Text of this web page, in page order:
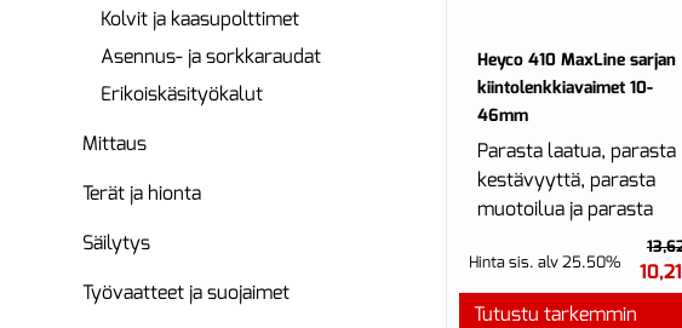
Kolvit ja kaasupolttimet
Asennus- ja sorkkaraudat
Erikoiskäsityökalut
Mittaus
Terät ja hionta
Säilytys
Työvaatteet ja suojaimet
Heyco 410 MaxLine sarjan
kiintolenkkiavaimet 10-
46mm
Parasta laatua, parasta
kestävyyttä, parasta
muotoilua ja parasta
MaxLine 410 avaimet
tehdään 50CrV4 ...
Hinta sis. alv 25.50%
Tutustu tarkemmin